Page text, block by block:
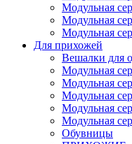
Модульная
Модульная
Модульная
Для прихожей
Вешалки для
Модульная
Модульная
Модульная
Модульная
Модульная
Обувницы